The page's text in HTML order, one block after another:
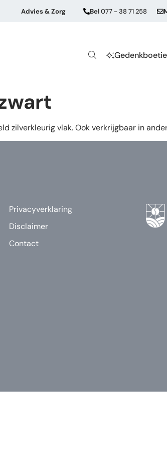
Advies & Zorg Bel077 - 38 71 258
zilverkleurig vlak. Ook verkrijgbaar in
Privacyverklaring
Disclaimer
Contact